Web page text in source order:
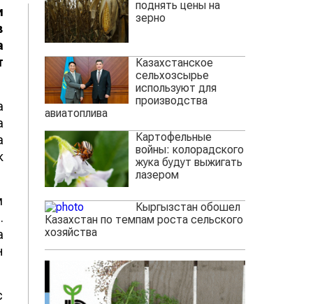
поднять цены на
зерно
Казахстанское
сельхозсырье
используют для
производства
авиатоплива
Картофельные
войны: колорадского
жука будут выжигать
лазером
Кыргызстан обошел
Казахстан по темпам роста сельского
хозяйства